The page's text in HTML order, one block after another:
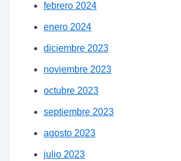
febrero 2024
enero 2024
diciembre 2023
noviembre 2023
octubre 2023
septiembre 2023
agosto 2023
julio 2023